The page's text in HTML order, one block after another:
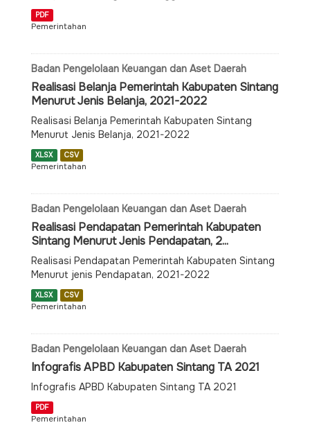
PDF
Pemerintahan
Badan Pengelolaan Keuangan dan Aset Daerah
Realisasi Belanja Pemerintah Kabupaten Sintang
Menurut Jenis Belanja, 2021-2022
Realisasi Belanja Pemerintah Kabupaten Sintang
Menurut Jenis Belanja, 2021-2022
XLSX CSV
Pemerintahan
Badan Pengelolaan Keuangan dan Aset Daerah
Realisasi Pendapatan Pemerintah Kabupaten
Sintang Menurut Jenis Pendapatan, 2...
Realisasi Pendapatan Pemerintah Kabupaten Sintang
Menurut jenis Pendapatan, 2021-2022
XLSX CSV
Pemerintahan
Badan Pengelolaan Keuangan dan Aset Daerah
Infografis APBD Kabupaten Sintang TA 2021
Infografis APBD Kabupaten Sintang TA 2021
PDF
Pemerintahan